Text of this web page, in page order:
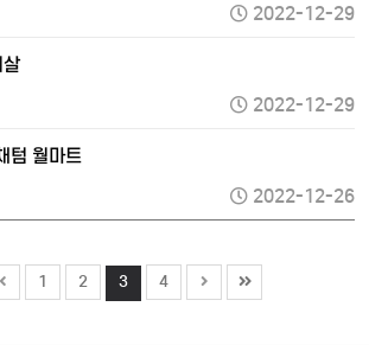
2022-12-29
2022-12-29
텀 월마트
2022-12-26
1 2 3 4